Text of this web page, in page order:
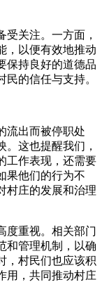
关注。一方面，
，以便有效地推动
保持良好的道德品
的信任与支持。
流出而被停职处
这也提醒我们，
工作表现，还需要
果他们的行为不
村庄的发展和治理
度重视。相关部门
和管理机制，以确
，村民们也应该积
用，共同推动村庄